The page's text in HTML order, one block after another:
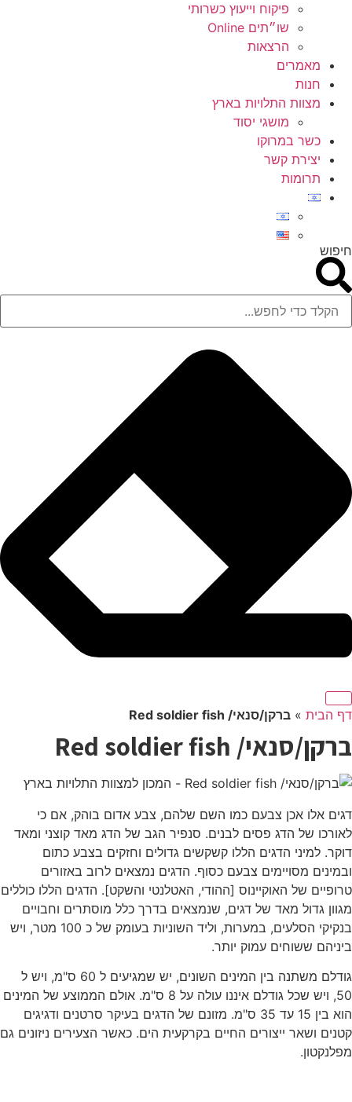
פיקוח וייעוץ כשרותי
שו״תים Online
הרצאות
מאמרים
חנות
מצוות התלויות בארץ
מושגי יסוד
כשר במרוקו
יצירת קשר
תרומות
חיפוש
דף הבית » ברקן/סנאי/ Red soldier fish
ברקן/סנאי/ Red soldier fish
דגים אלו אכן צבעם כמו השם שלהם, צבע אדום בוהק, אם כי
לאורכו של הדג פסים לבנים. סנפיר הגב של הדג מאד קוצני ומאד
דוקר. למיני הדגים הללו קשקשים גדולים וחזקים בצבע כתום
ובמינים מסויימים צבעם כסוף. הדגים נמצאים לרוב באזורים
טרופיים של האוקיינוס [ההודי, האטלנטי והשקט]. הדגים הללו כוללים
מגוון גדול מאד של דגים, שנמצאים בדרך כלל מוסתרים וחבויים
בנקיקי הסלעים, במערות, וליד השוניות בעומק של כ 100 מטר, ויש
ביניהם ששוחים עמוק יותר.
גודלם משתנה בין המינים השונים, יש שמגיעים ל 60 ס"מ, ויש ל
50, ויש שכל גודלם איננו עולה על 8 ס"מ. אולם הממוצע של המינים
הוא בין 15 עד 35 ס"מ. מזונם של הדגים בעיקר סרטנים ודגיגים
קטנים ושאר ייצורים החיים בקרקעית הים. כאשר הצעירים ניזונים גם
מפלנקטון.